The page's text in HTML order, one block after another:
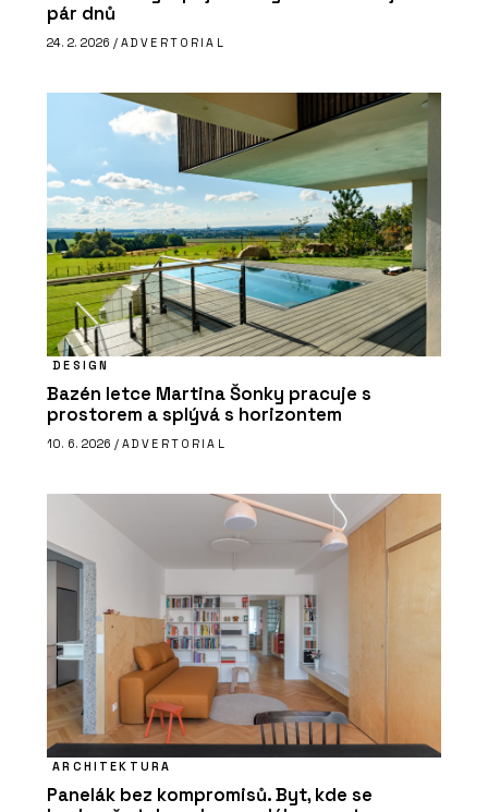
pár dnů
24. 2. 2026 / ADVERTORIAL
DESIGN
Bazén letce Martina Šonky pracuje s
prostorem a splývá s horizontem
10. 6. 2026 / ADVERTORIAL
ARCHITEKTURA
Panelák bez kompromisů. Byt, kde se